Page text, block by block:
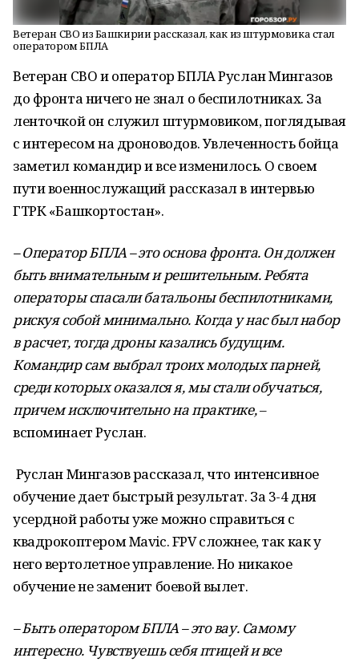
Ветеран СВО из Башкирии рассказал, как из штурмовика стал
оператором БПЛА
Ветеран СВО и оператор БПЛА Руслан Мингазов
до фронта ничего не знал о беспилотниках. За
ленточкой он служил штурмовиком, поглядывая
с интересом на дроноводов. Увлеченность бойца
заметил командир и все изменилось. О своем
пути военнослужащий рассказал в интервью
ГТРК «Башкортостан».
– Оператор БПЛА – это основа фронта. Он должен
быть внимательным и решительным. Ребята
операторы спасали батальоны беспилотниками,
рискуя собой минимально. Когда у нас был набор
в расчет, тогда дроны казались будущим.
Командир сам выбрал троих молодых парней,
среди которых оказался я, мы стали обучаться,
причем исключительно на практике,–
вспоминает Руслан.
Руслан Мингазов рассказал, что интенсивное
обучение дает быстрый результат. За 3-4 дня
усердной работы уже можно справиться с
квадрокоптером Mavic. FPV сложнее, так как у
него вертолетное управление. Но никакое
обучение не заменит боевой вылет.
– Быть оператором БПЛА – это вау. Самому
интересно. Чувствуешь себя птицей и все